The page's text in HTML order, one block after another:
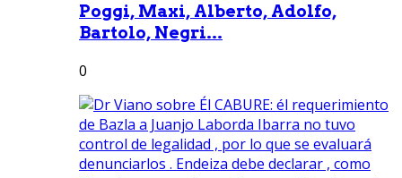
Poggi, Maxi, Alberto, Adolfo,
Bartolo, Negri...
0